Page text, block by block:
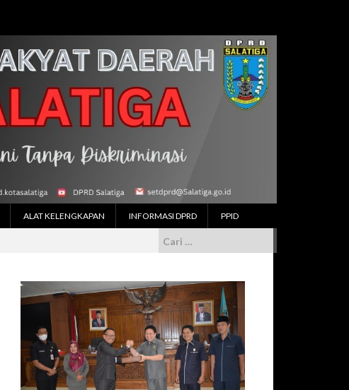
ALAT KELENGKAPAN INFORMASI DPRD PPID
untuk: